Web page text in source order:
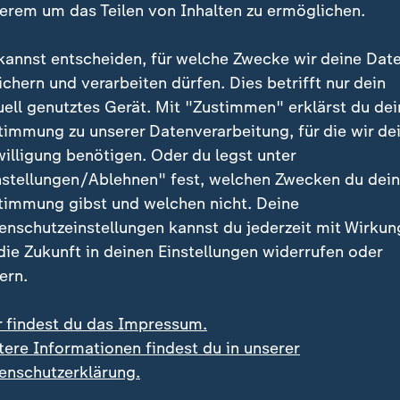
| frontal
Arbeitsschutz bei
Nachrichten | Thema
Fleisch
um das Teilen von Inhalten zu ermöglichen.
entscheiden, für welche Zwecke wir deine
und verarbeiten dürfen. Dies betrifft nur dein
genutztes Gerät. Mit "Zustimmen" erklärst du
zu unserer Datenverarbeitung, für die wir
benötigen. Oder du legst unter
Ablehnen" fest, welchen Zwecken du
gibst und welchen nicht. Deine
kannst du jederzeit mit
Zukunft in deinen Einstellungen widerrufen oder
findest du das Impressum.
Informationen findest du in unserer